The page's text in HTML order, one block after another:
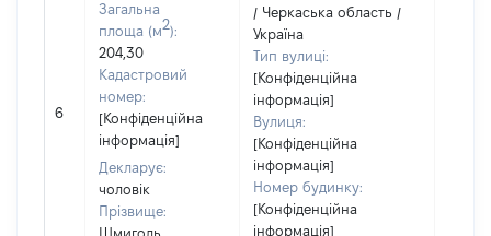
6
Загальна
площа (м2):
204,30
Кадастровий
номер:
[Конфіденційна
інформація]
Декларує:
чоловік
Прізвище:
Шмиголь
/ Черкаська область /
Україна
Тип вулиці:
[Конфіденційна
інформація]
Вулиця:
[Конфіденційна
інформація]
Номер будинку:
[Конфіденційна
інформація]